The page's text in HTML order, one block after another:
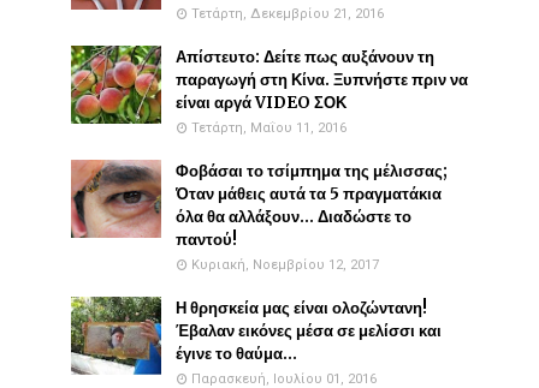
Τετάρτη, Δεκεμβρίου 21, 2016
Απίστευτο: Δείτε πως αυξάνουν τη
παραγωγή στη Κίνα. Ξυπνήστε πριν να
είναι αργά VIDEO ΣΟΚ
Τετάρτη, Μαΐου 11, 2016
Φοβάσαι το τσίμπημα της μέλισσας;
Όταν μάθεις αυτά τα 5 πραγματάκια
όλα θα αλλάξουν... Διαδώστε το
παντού!
Κυριακή, Νοεμβρίου 12, 2017
Η θρησκεία μας είναι ολοζώντανη!
Έβαλαν εικόνες μέσα σε μελίσσι και
έγινε το θαύμα...
Παρασκευή, Ιουλίου 01, 2016